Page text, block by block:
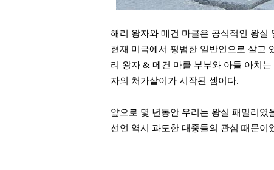
해리 왕자와 메건 마클은 공식적인 왕실
현재 미국에서 평범한 일반인으로 살고
리 왕자 & 메건 마클 부부와 아들 아치
자의 처가살이가 시작된 셈이다.
앞으로 몇 년동안 우리는 왕실 패밀리였
선언 역시 과도한 대중들의 관심 때문이